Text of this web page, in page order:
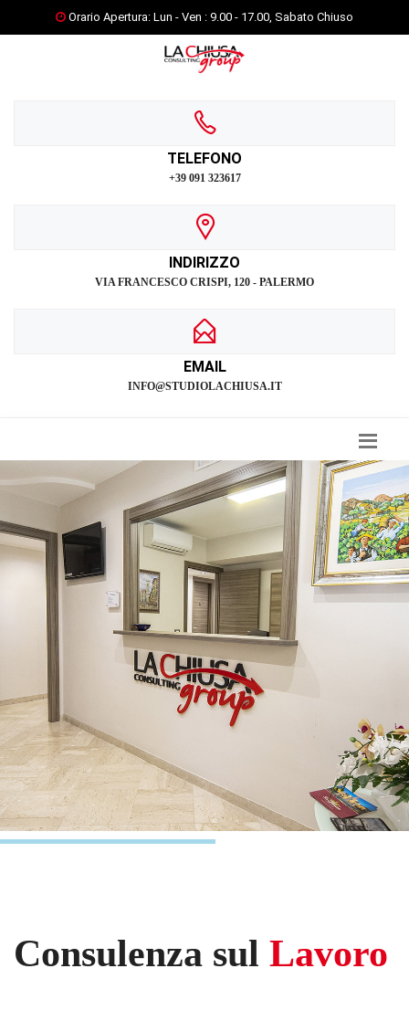
Orario Apertura: Lun - Ven : 9.00 - 17.00, Sabato Chiuso
TELEFONO
+39 091 323617
INDIRIZZO
VIA FRANCESCO CRISPI, 120 - PALERMO
EMAIL
INFO@STUDIOLACHIUSA.IT
Consulenza sul Lavoro